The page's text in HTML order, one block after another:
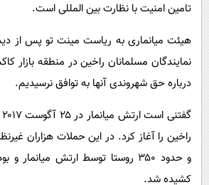
تامین امنیت با نظارت بین المللی است.
نمایندگان مسلمانان راخین در منطقه بازار
درباره حق شهروندی آنها به توافق نرسیدیم.
راخین را آغاز کرد. در این حملات هزاران
و حدود ۳۵۰ روستا توسط ارتش
کشیده شد.